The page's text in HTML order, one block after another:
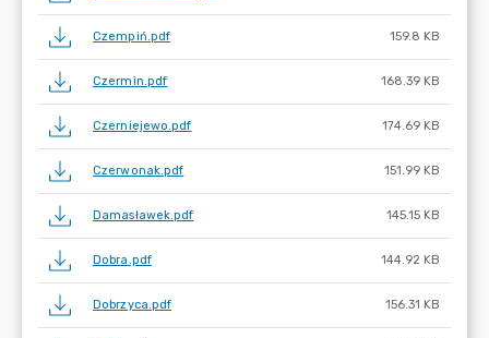
Czempiń.pdf 159.8 KB
Czermin.pdf 168.39 KB
Czerniejewo.pdf 174.69 KB
Czerwonak.pdf 151.99 KB
Damasławek.pdf 145.15 KB
Dobra.pdf 144.92 KB
Dobrzyca.pdf 156.31 KB